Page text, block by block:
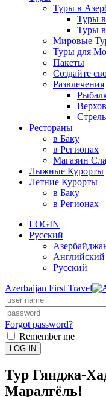
Туры в
Туры
Туры
Мировые
Туры для
Пакеты
Создайте
Развлечения
Рестораны
в Баку
в Регионах
Магазин
Лыжные Курорты
Летние Курорты
в Баку
в Регионах
LOGIN
Русский
Английский
Русский
Azerbaijan First Travel
Forgot password?
Remember me
LOG IN
Тур Гянджа-
Маралгёль!